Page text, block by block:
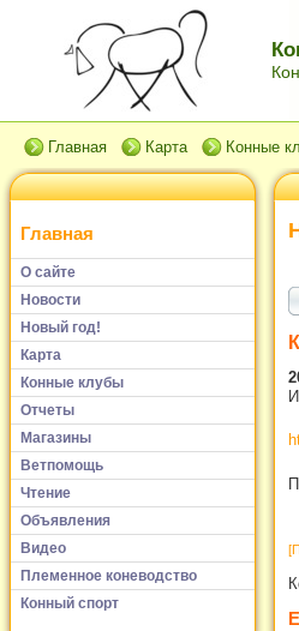
Главная Карта Конные
Главная
О сайте
Новости
Новый год!
Карта
Конные клубы
Отчеты
Магазины
Ветпомощь
Чтение
Объявления
Видео
Племенное коневодство
Конный спорт